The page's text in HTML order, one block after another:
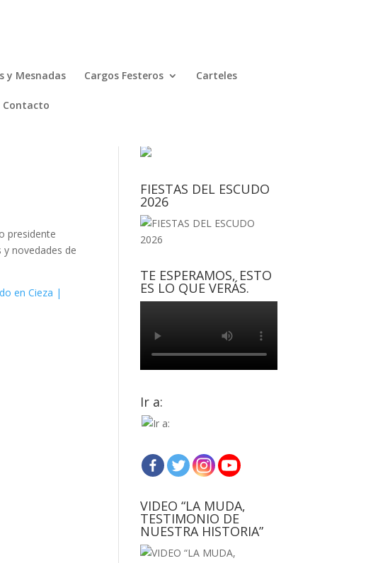
y Mesnadas Cargos Festeros Carteles
Contacto
presidente
novedades de
en Cieza |
FIESTAS DEL ESCUDO
2026
TE ESPERAMOS, ESTO
ES LO QUE VERÁS.
Ir a:
VIDEO “LA MUDA,
TESTIMONIO DE
NUESTRA HISTORIA”